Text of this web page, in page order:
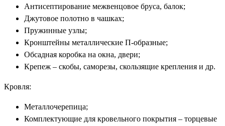
Антисептирование межвенцовое бруса, балок;
Джутовое полотно в чашках;
Пружинные узлы;
Кронштейны металлические П-образные;
Обсадная коробка на окна, двери;
Крепеж – скобы, саморезы, скользящие крепления и др.
Кровля:
Металлочерепица;
Комплектующие для кровельного покрытия – торцевые